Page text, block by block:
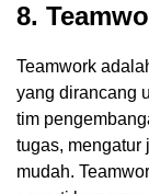
8.
Teamwork
yang dirancang
tim
tugas, mengatur
mudah.